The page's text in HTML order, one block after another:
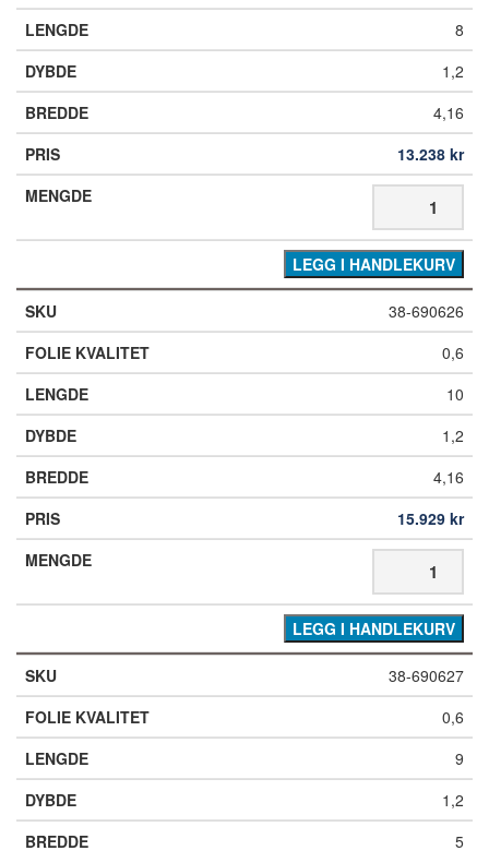
8
1,2
4,16
13.238 kr
LEGG I HANDLEKURV
38-690626
0,6
10
1,2
4,16
15.929 kr
LEGG I HANDLEKURV
38-690627
0,6
9
1,2
5